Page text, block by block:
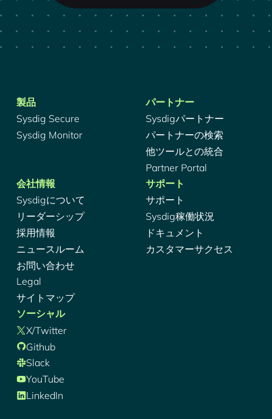
製品
Sysdig Secure
Sysdig Monitor
パートナー
Sysdigパートナー
パートナーの検索
他ツールとの統合
Partner Portal
会社情報
Sysdigについて
リーダーシップ
採用情報
ニュースルーム
お問い合わせ
Legal
サイトマップ
サポート
サポート
Sysdig稼働状況
ドキュメント
カスタマーサクセス
ソーシャル
X/Twitter
Github
Slack
YouTube
LinkedIn